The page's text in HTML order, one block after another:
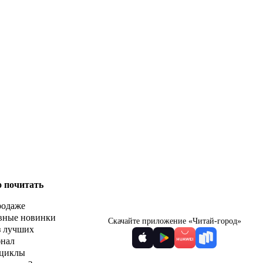
почитать
новинки
лучших
Скачайте приложение «Читай-город»